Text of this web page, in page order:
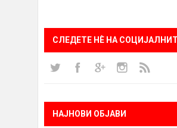
СЛЕДЕТЕ НÈ НА
НАЈНОВИ ОБЈАВИ